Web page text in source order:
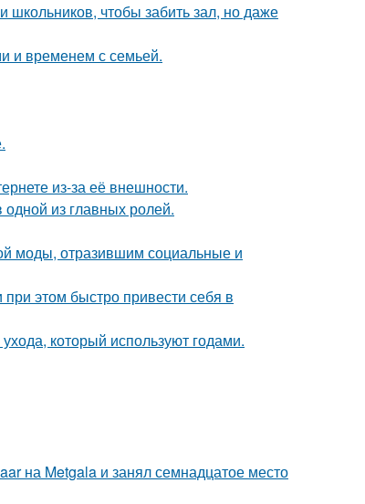
школьников, чтобы забить зал, но даже
и временем с семьей.
из-за её внешности.
из главных ролей.
моды, отразившим социальные и
этом быстро привести себя в
который используют годами.
на Metgala и занял семнадцатое место